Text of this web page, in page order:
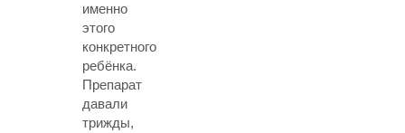
именно
этого
конкретного
ребёнка.
Препарат
давали
трижды,